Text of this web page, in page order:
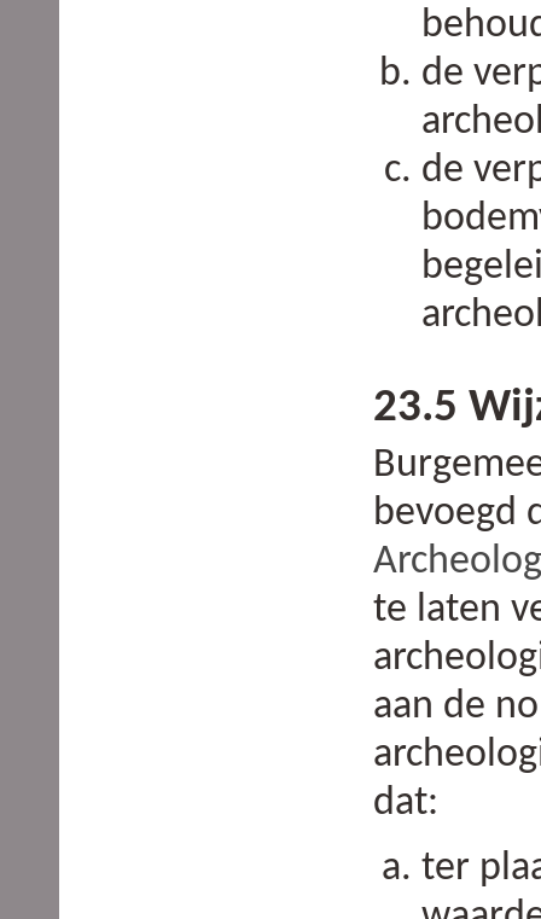
de
de
23.5
bevoegd
te laten
aan de
dat:
ter